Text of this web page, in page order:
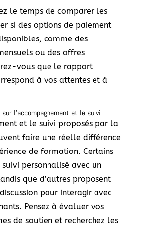
le temps de comparer les
si des options de paiement
comme des
ou des offres
vous que le rapport
à vos attentes et à
sur l’accompagnement et le suivi
et le suivi proposés par la
faire une réelle différence
de formation. Certains
personnalisé avec un
que d’autres proposent
pour interagir avec
Pensez à évaluer vos
de soutien et recherchez les